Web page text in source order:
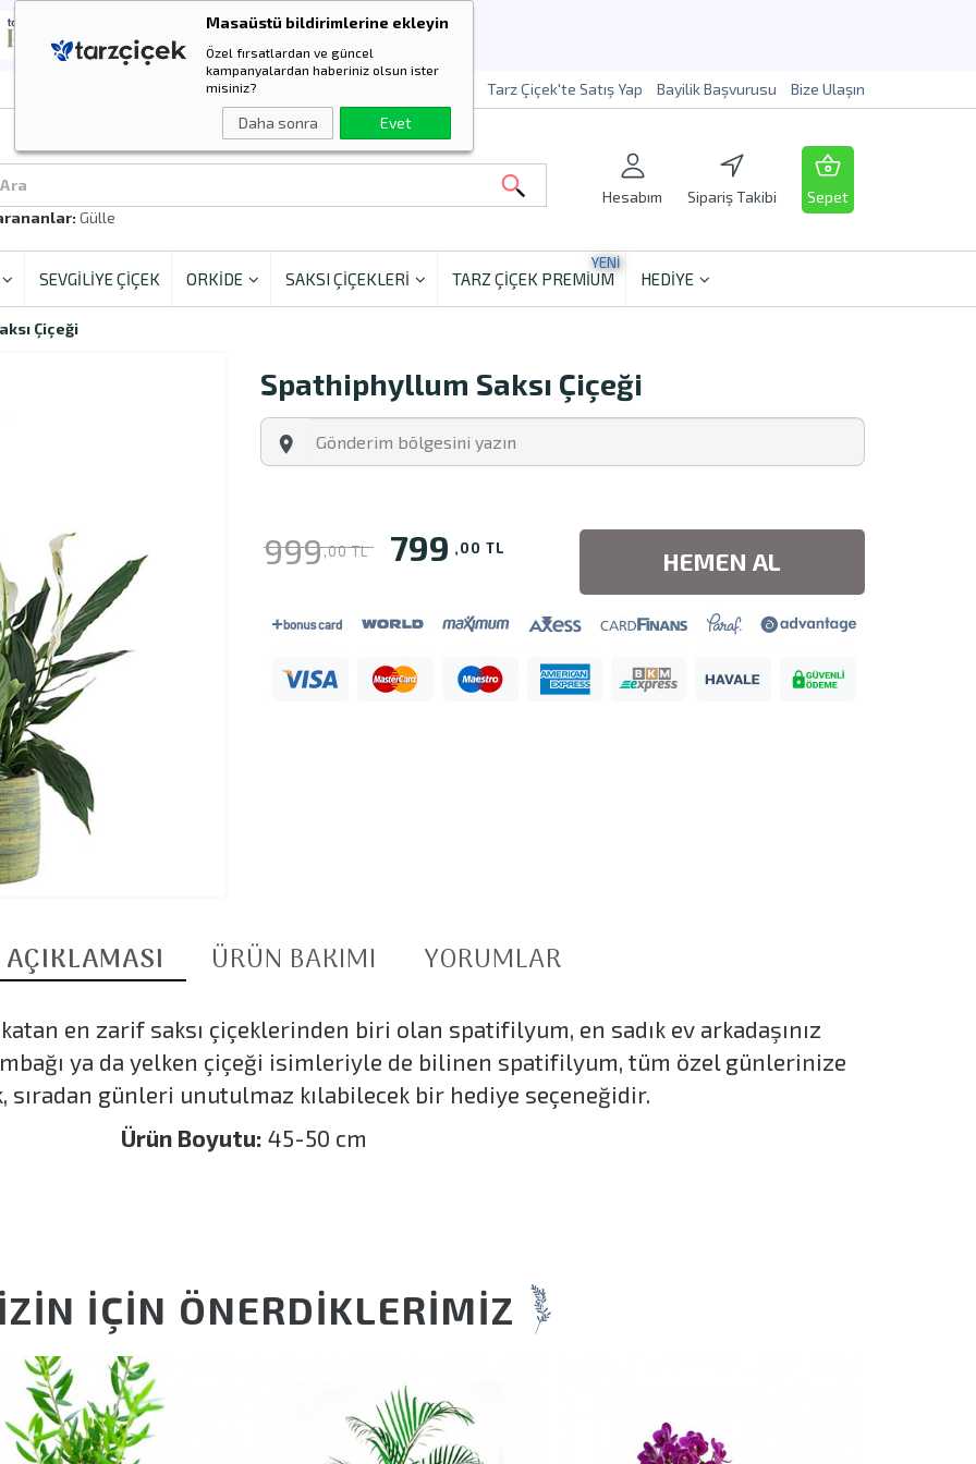
Masaüstü bildirimlerine ekleyin
Özel fırsatlardan ve güncel
kampanyalardan haberiniz olsun ister
misiniz?
Daha sonra Evet
Tarz Çiçek'te Satış Yap Bayilik Başvurusu Bize Ulaşın
Güller
Hesabım Sipariş Takibi Sepet
SEVGİLİYE ÇİÇEK ORKİDE SAKSI ÇİÇEKLERİ TARZ ÇİÇEK PREMİUM
YENİ
HEDİYE
Çiçeği
Spathiphyllum Saksı Çiçeği
999,00 TL 799 ,00 TL HEMEN AL
ÜRÜN BAKIMI YORUMLAR
en zarif saksı çiçeklerinden biri olan spatifilyum, en sadık ev arkadaşınız
ya da yelken çiçeği isimleriyle de bilinen spatifilyum, tüm özel günlerinize
sıradan günleri unutulmaz kılabilecek bir hediye seçeneğidir.
Ürün Boyutu: 45-50 cm
İÇİN ÖNERDİKLERİMİZ